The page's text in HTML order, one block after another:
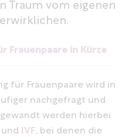
Traum vom eigenen
Frauenpaare in Kürze
für Frauenpaare wird in
nachgefragt und
werden hierbei
und IVF, bei denen die